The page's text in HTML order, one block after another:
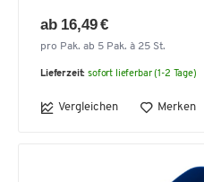
ab 16,49 €
pro Pak. ab 5 Pak. à 25 St.
Lieferzeit: sofort lieferbar (1-2 Tage)
Vergleichen Merken